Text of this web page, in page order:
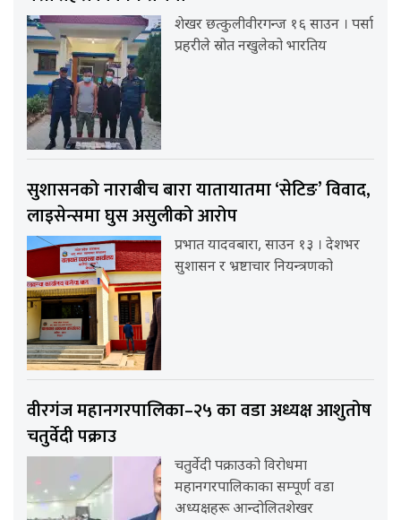
शेखर छत्कुलीवीरगन्ज १६ साउन । पर्सा
प्रहरीले स्रोत नखुलेको भारतिय
सुशासनको नाराबीच बारा यातायातमा ‘सेटिङ’ विवाद,
लाइसेन्समा घुस असुलीको आरोप
प्रभात यादवबारा, साउन १३ । देशभर
सुशासन र भ्रष्टाचार नियन्त्रणको
वीरगंज महानगरपालिका–२५ का वडा अध्यक्ष आशुतोष
चतुर्वेदी पक्राउ
चतुर्वेदी पक्राउको विरोधमा
महानगरपालिकाका सम्पूर्ण वडा
अध्यक्षहरू आन्दोलितशेखर